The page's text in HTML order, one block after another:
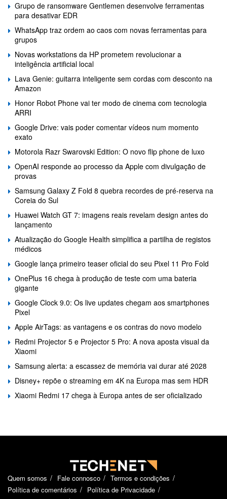
Grupo de ransomware Gentlemen desenvolve ferramentas
para desativar EDR
WhatsApp traz ordem ao caos com novas ferramentas para
grupos
Novas workstations da HP prometem revolucionar a
inteligência artificial local
Lava Genie: guitarra inteligente sem cordas com desconto na
Amazon
Honor Robot Phone vai ter modo de cinema com tecnologia
ARRI
Google Drive: vais poder comentar vídeos num momento
exato
Motorola Razr Swarovski Edition: O novo flip phone de luxo
OpenAI responde ao processo da Apple com divulgação de
provas
Samsung Galaxy Z Fold 8 quebra recordes de pré-reserva na
Coreia do Sul
Huawei Watch GT 7: imagens reais revelam design antes do
lançamento
Atualização do Google Health simplifica a partilha de registos
médicos
Google lança primeiro teaser oficial do seu Pixel 11 Pro Fold
OnePlus 16 chega à produção de teste com uma bateria
gigante
Google Clock 9.0: Os live updates chegam aos smartphones
Pixel
Apple AirTags: as vantagens e os contras do novo modelo
Redmi Projector 5 e Projector 5 Pro: A nova aposta visual da
Xiaomi
Samsung alerta: a escassez de memória vai durar até 2028
Disney+ repõe o streaming em 4K na Europa mas sem HDR
Xiaomi Redmi 17 chega à Europa antes de ser oficializado
Quem somos Fale connosco
Termos e condições
Política de comentários
Política de Privacidade